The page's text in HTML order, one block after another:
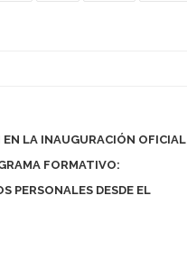
EN LA INAUGURACIÓN OFICIAL
FORMATIVO:
PERSONALES DESDE EL